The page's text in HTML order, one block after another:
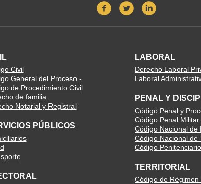
Civil
General del Proceso -
de Procedimiento Civil
de familia
Notarial y Registral
PÚBLICOS
LABORAL
Derecho Laboral
Laboral
PENAL Y
Código Penal y
Código Penal Militar
Código Nacional de
Código Nacional de
Código
TERRITORIAL
Código de Régimen